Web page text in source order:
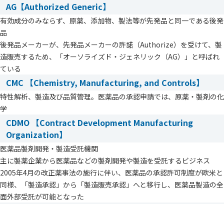
AG【Authorized Generic】
有効成分のみならず、原薬、添加物、製法等が先発品と同一である後発
品
後発品メーカーが、先発品メーカーの許諾（Authorize）を受けて、製
造販売するため、「オーソライズド・ジェネリック（AG）」と呼ばれ
ている
CMC 【Chemistry, Manufacturing, and Controls】
特性解析、製造及び品質管理。医薬品の承認申請では、原薬・製剤の化
学
CDMO 【Contract Development Manufacturing
Organization】
医薬品製剤開発・製造受託機関
主に製薬企業から医薬品などの製剤開発や製造を受託するビジネス
2005年4月の改正薬事法の施行に伴い、医薬品の承認許可制度が欧米と
同様、「製造承認」から「製造販売承認」へと移行し、医薬品製造の全
面外部受託が可能となった